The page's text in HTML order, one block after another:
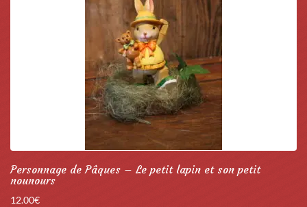
Personnage de Pâques – Le petit lapin et son petit
nounours
12.00€